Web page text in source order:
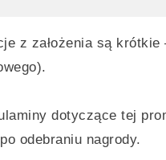
z założenia są
dotyczące tej
odebraniu nagrody.